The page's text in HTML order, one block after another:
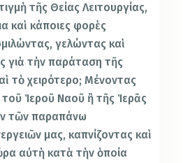
τῆς Θείας Λειτουργίας,
καὶ κάποιες φορὲς
γελώντας καὶ
γιὰ τὴν παράταση τῆς
τὸ χειρότερο; Μένοντας
Ἱεροῦ Ναοῦ ἢ τῆς Ἱερᾶς
τῶν παραπάνω
μας, καπνίζοντας καὶ
αὐτὴ κατὰ τὴν ὁποία